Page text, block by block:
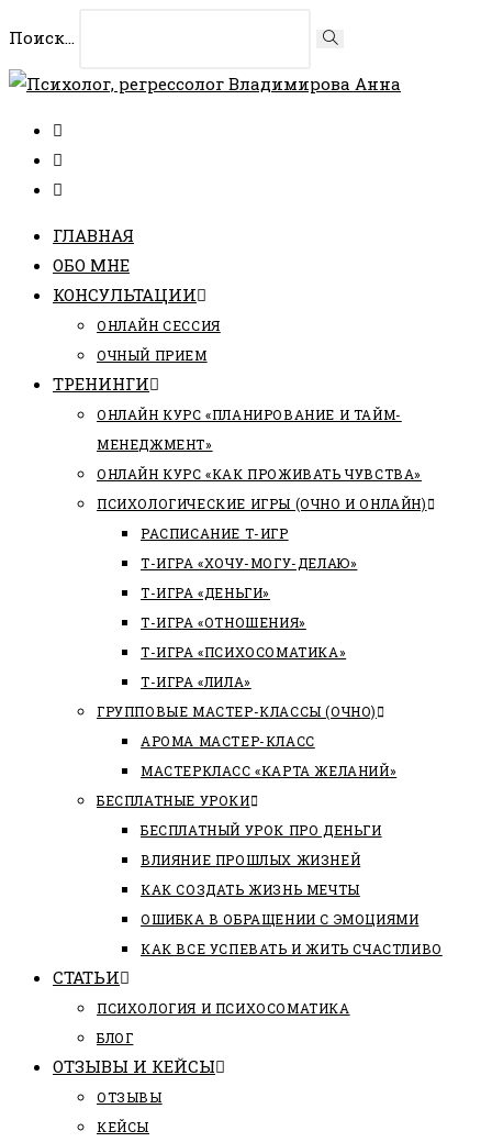
содержимому
Поиск... Искать
ГЛАВНАЯ
ОБО МНЕ
КОНСУЛЬТАЦИИ
ОНЛАЙН СЕССИЯ
ОЧНЫЙ ПРИЕМ
ТРЕНИНГИ
ОНЛАЙН КУРС «ПЛАНИРОВАНИЕ И ТАЙМ-
МЕНЕДЖМЕНТ»
ОНЛАЙН КУРС «КАК ПРОЖИВАТЬ ЧУВСТВА»
ПСИХОЛОГИЧЕСКИЕ ИГРЫ (ОЧНО И ОНЛАЙН)
РАСПИСАНИЕ Т-ИГР
Т-ИГРА «ХОЧУ-МОГУ-ДЕЛАЮ»
Т-ИГРА «ДЕНЬГИ»
Т-ИГРА «ОТНОШЕНИЯ»
Т-ИГРА «ПСИХОСОМАТИКА»
Т-ИГРА «ЛИЛА»
ГРУППОВЫЕ МАСТЕР-КЛАССЫ (ОЧНО)
АРОМА МАСТЕР-КЛАСС
МАСТЕРКЛАСС «КАРТА ЖЕЛАНИЙ»
БЕСПЛАТНЫЕ УРОКИ
БЕСПЛАТНЫЙ УРОК ПРО ДЕНЬГИ
ВЛИЯНИЕ ПРОШЛЫХ ЖИЗНЕЙ
КАК СОЗДАТЬ ЖИЗНЬ МЕЧТЫ
ОШИБКА В ОБРАЩЕНИИ С ЭМОЦИЯМИ
КАК ВСЕ УСПЕВАТЬ И ЖИТЬ СЧАСТЛИВО
СТАТЬИ
ПCИХОЛОГИЯ И ПСИХОСОМАТИКА
БЛОГ
ОТЗЫВЫ И КЕЙСЫ
ОТЗЫВЫ
КЕЙСЫ